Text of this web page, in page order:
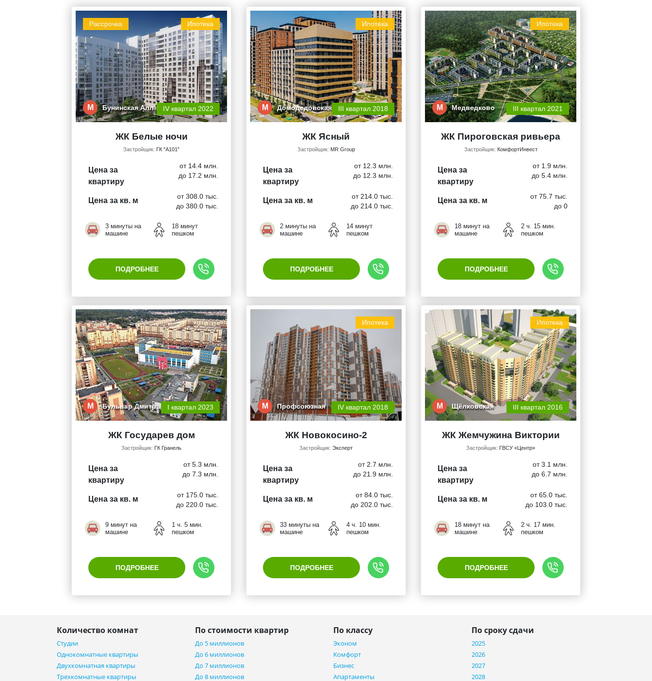
Ипотека
Рассрочка
М Бунинская Алл… IV квартал 2022
ЖК Белые ночи
Застройщик: ГК "А101"
Цена за
квартиру
от 14.4 млн.
до 17.2 млн.
Цена за кв. м
от 308.0 тыс.
до 380.0 тыс.
3 минуты на
машине
18 минут
пешком
ПОДРОБНЕЕ
Ипотека
М Домодедовская III квартал 2018
ЖК Ясный
Застройщик: MR Group
Цена за
квартиру
от 12.3 млн.
до 12.3 млн.
Цена за кв. м
от 214.0 тыс.
до 214.0 тыс.
2 минуты на
машине
14 минут
пешком
ПОДРОБНЕЕ
Ипотека
М Медведково III квартал 2021
ЖК Пироговская ривьера
Застройщик: КомфортИнвест
Цена за
квартиру
от 1.9 млн.
до 5.4 млн.
Цена за кв. м
от 75.7 тыс.
до 0
18 минут на
машине
2 ч. 15 мин.
пешком
ПОДРОБНЕЕ
М Бульвар Дмитр… I квартал 2023
ЖК Государев дом
Застройщик: ГК Гранель
Цена за
квартиру
от 5.3 млн.
до 7.3 млн.
Цена за кв. м
от 175.0 тыс.
до 220.0 тыс.
9 минут на
машине
1 ч. 5 мин.
пешком
ПОДРОБНЕЕ
Ипотека
М Профсоюзная IV квартал 2018
ЖК Новокосино-2
Застройщик: Эксперт
Цена за
квартиру
от 2.7 млн.
до 21.9 млн.
Цена за кв. м
от 84.0 тыс.
до 202.0 тыс.
33 минуты на
машине
4 ч. 10 мин.
пешком
ПОДРОБНЕЕ
Ипотека
М Щёлковская III квартал 2016
ЖК Жемчужина Виктории
Застройщик: ГВСУ «Центр»
Цена за
квартиру
от 3.1 млн.
до 6.7 млн.
Цена за кв. м
от 65.0 тыс.
до 103.0 тыс.
18 минут на
машине
2 ч. 17 мин.
пешком
ПОДРОБНЕЕ
Количество комнат
Студии
Однокомнатные квартиры
Двухкомнатная квартиры
Трехкомнатные квартиры
По стоимости квартир
До 5 миллионов
До 6 миллионов
До 7 миллионов
До 8 миллионов
По классу
Эконом
Комфорт
Бизнес
Апартаменты
По сроку сдачи
2025
2026
2027
2028